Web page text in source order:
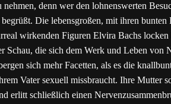
denn wer den lohnenswerten
Die lebensgroßen, mit ihren bunten
wirkenden Figuren Elvira Bachs
Schau, die sich dem Werk und Leben von
sich mehr Facetten, als es die
Vater sexuell missbraucht. Ihre Mutter
erlitt schließlich einen